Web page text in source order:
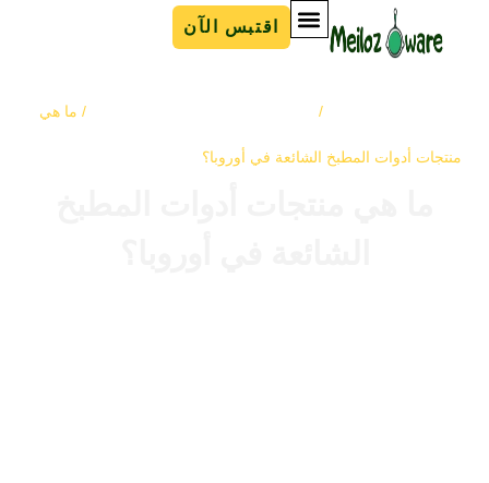
اقتبس الآن
أواني طهي من الحديد الزهر / ما هي
أدوات المطبخ الشائعة في أوروبا؟